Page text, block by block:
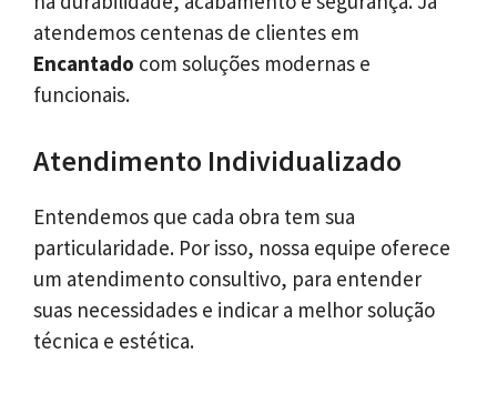
atendemos centenas de clientes em
Encantado com soluções modernas e
funcionais.
Atendimento Individualizado
Entendemos que cada obra tem sua
particularidade. Por isso, nossa equipe oferece
um atendimento consultivo, para entender
suas necessidades e indicar a melhor solução
técnica e estética.